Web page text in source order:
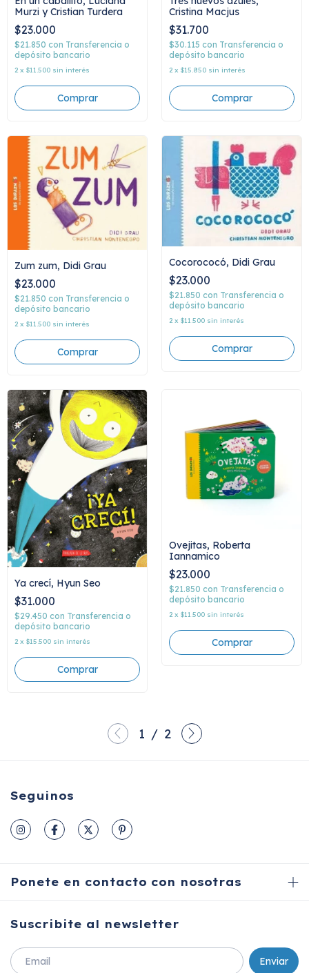
Murzi y Cristian Turdera
$23.000
$21.850 con Transferencia o
depósito bancario
2 x $11.500 sin interés
Cristina Macjus
$31.700
$30.115 con Transferencia o
depósito bancario
2 x $15.850 sin interés
Zum zum, Didi Grau
$23.000
$21.850 con Transferencia o
depósito bancario
2 x $11.500 sin interés
Cocorococó, Didi Grau
$23.000
$21.850 con Transferencia o
depósito bancario
2 x $11.500 sin interés
Ya crecí, Hyun Seo
$31.000
$29.450 con Transferencia o
depósito bancario
2 x $15.500 sin interés
Ovejitas, Roberta
Iannamico
$23.000
$21.850 con Transferencia o
depósito bancario
2 x $11.500 sin interés
1 / 2
Seguinos
Ponete en contacto con nosotras
Suscribite al newsletter